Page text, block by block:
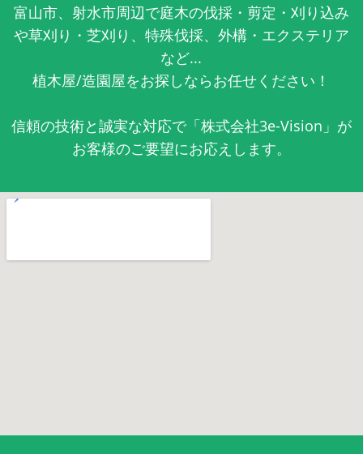
富山市、射水市周辺で庭木の伐採・剪定・刈り込み
や草刈り・芝刈り、特殊伐採、外構・エクステリア
など...
植木屋/造園屋をお探しならお任せください！
信頼の技術と誠実な対応で「株式会社3e-Vision」が
お客様のご要望にお応えします。